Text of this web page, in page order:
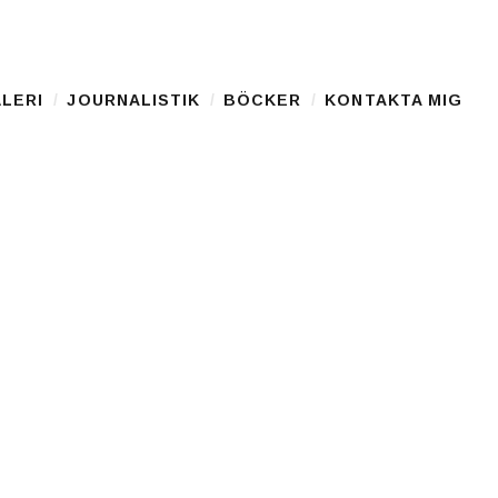
JOURNALISTIK BÖCKER KONTAKTA MIG